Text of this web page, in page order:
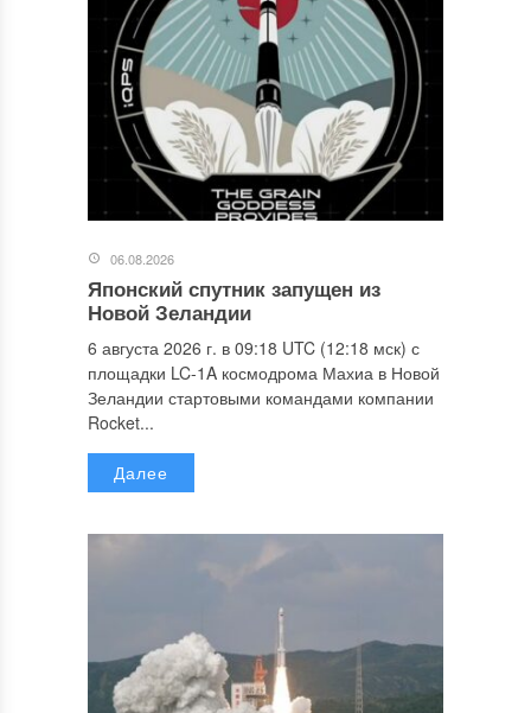
06.08.2026
Японский спутник запущен из
Новой Зеландии
6 августа 2026 г. в 09:18 UTC (12:18 мск) с
площадки LC-1A космодрома Махиа в Новой
Зеландии стартовыми командами компании
Rocket...
Далее